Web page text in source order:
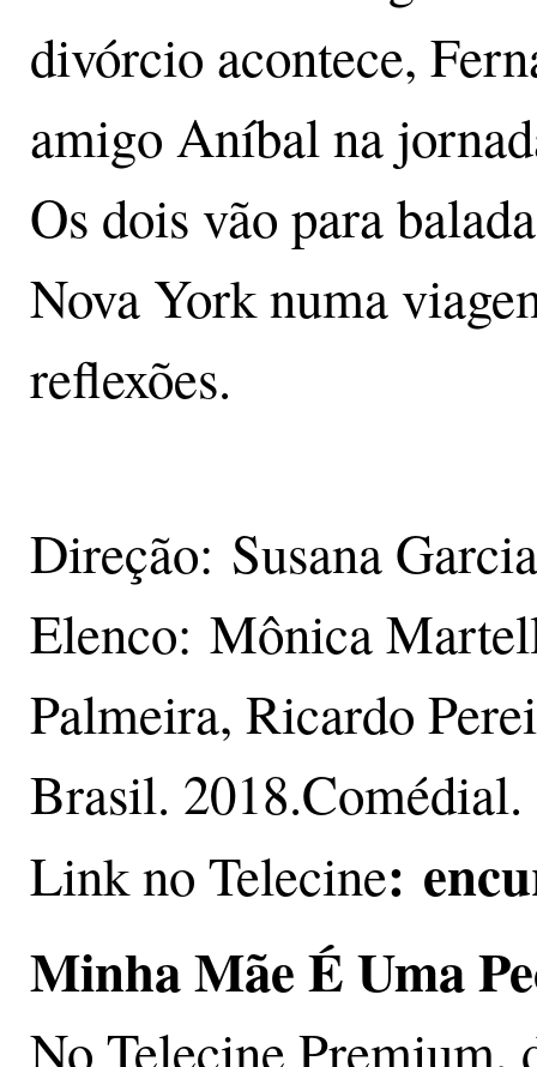
divórcio acontece,
amigo Aníbal na
Os dois vão para
Nova York numa
reflexões.
Direção: Susana Garcia
Elenco: Mônica
Palmeira, Ricardo
Brasil.
Link no Telecine:
Minha Mãe É Uma
No Telecine Premium,